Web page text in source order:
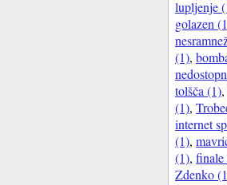
lupljenje
golazen
(1),
tolšča (1),
(1),
internet
(1),
(1), finale
Zdenko